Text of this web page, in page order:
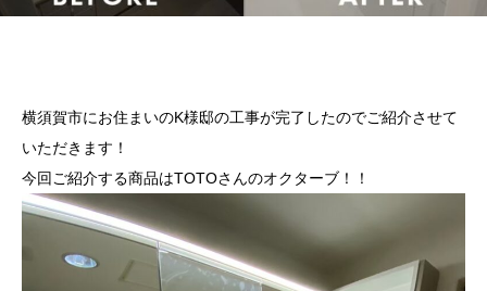
横須賀市にお住まいのK様邸の工事が完了したのでご紹介させて
いただきます！
今回ご紹介する商品はTOTOさんのオクターブ！！